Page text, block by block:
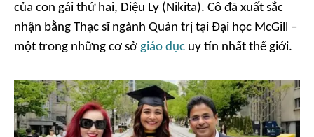
của con gái thứ hai, Diệu Ly (Nikita). Cô đã xuất sắc
nhận bằng Thạc sĩ ngành Quản trị tại Đại học McGill –
một trong những cơ sở giáo dục uy tín nhất thế giới.